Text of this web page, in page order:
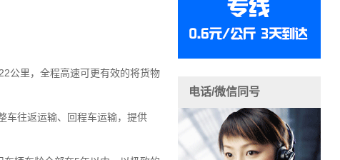
公里，全程高速可更有效的将货物
往返运输、回程车运输， 提供
电话/微信同号